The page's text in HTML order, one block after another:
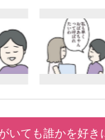
いても誰かを好